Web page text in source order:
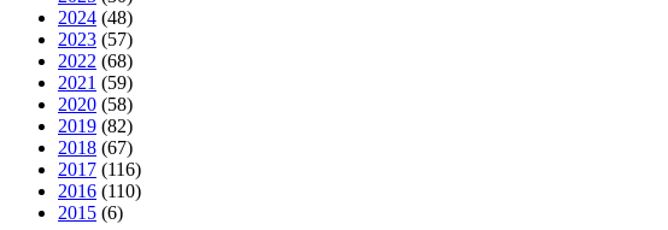
2024 (48)
2023 (57)
2022 (68)
2021 (59)
2020 (58)
2019 (82)
2018 (67)
2017 (116)
2016 (110)
2015 (6)